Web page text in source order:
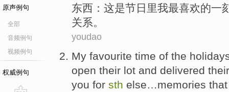
原声例句
全部
音频例句
视频例句
权威例句
东西： 这是节日里我最喜欢的一
关系。
youdao
My favourite time of the
open their lot and delivered
you for sth else…memories that